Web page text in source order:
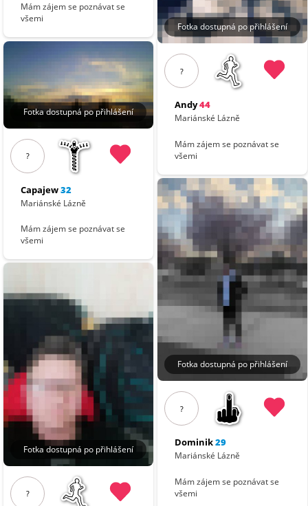
Mám zájem se poznávat se
všemi
Fotka dostupná po přihlášení
?
Capajew32
Mariánské Lázně
Mám zájem se poznávat se
všemi
Fotka dostupná po přihlášení
?
Fotka dostupná po přihlášení
?
Andy44
Mariánské Lázně
Mám zájem se poznávat se
všemi
Fotka dostupná po přihlášení
?
Dominik29
Mariánské Lázně
Mám zájem se poznávat se
všemi